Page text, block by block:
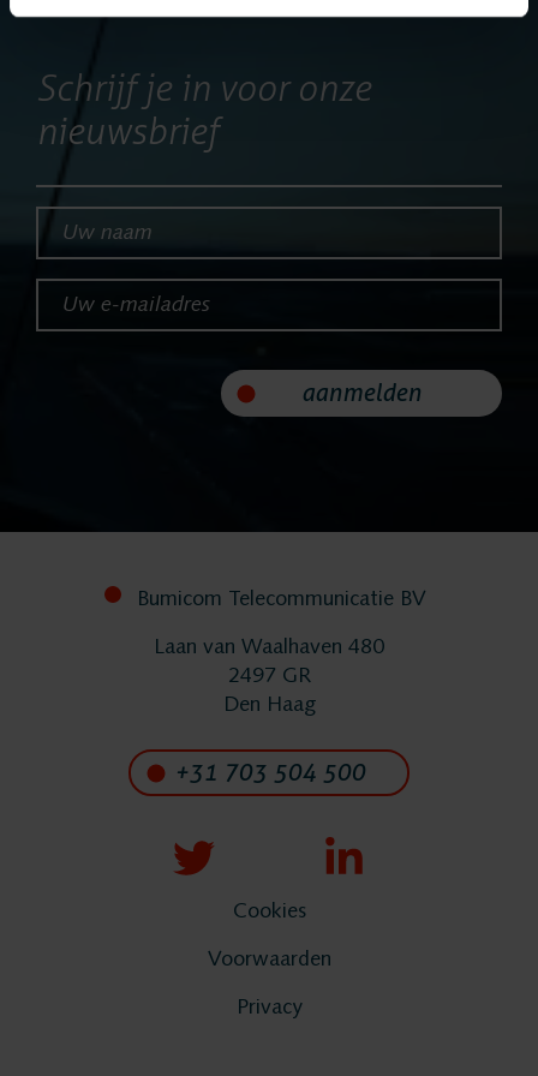
Producten
ASC
Storavox
FlexREC
LeapXpert
Nieuws
Service
Helpdesk
24/7 Support
Vervangende
systemen
Schrijf je in voor onze
nieuwsbrief
Uw naam*
Uw e-mailadres*
aanmelden
Bumicom Telecommunicatie BV
Laan van Waalhaven 480
2497 GR
Den Haag
+31 703 504 500
Cookies
Voorwaarden
Privacy